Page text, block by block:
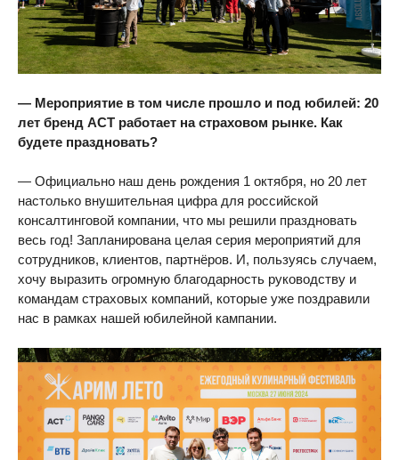
— Мероприятие в том числе прошло и под юбилей: 20
лет бренд АСТ работает на страховом рынке. Как
будете праздновать?
— Официально наш день рождения 1 октября, но 20 лет
настолько внушительная цифра для российской
консалтинговой компании, что мы решили праздновать
весь год! Запланирована целая серия мероприятий для
сотрудников, клиентов, партнёров. И, пользуясь случаем,
хочу выразить огромную благодарность руководству и
командам страховых компаний, которые уже поздравили
нас в рамках нашей юбилейной кампании.